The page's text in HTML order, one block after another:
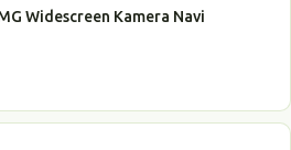
Widescreen Kamera Navi